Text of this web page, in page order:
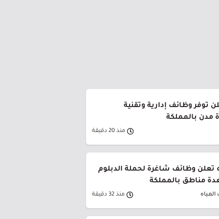
توفر وظائف إدارية وتقنية
مدن بالمملكة
منذ 20 دقيقة
تعلن وظائف شاغرة لحملة الدبلوم
مناطق بالمملكة
منذ 32 دقيقة